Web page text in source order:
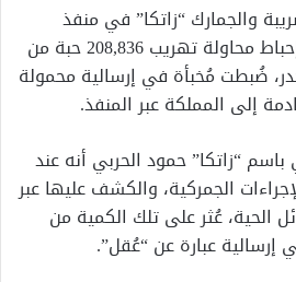
والجمارك “زاتكا” في منفذ
الحديثة بالسعودية من إحباط محاولة تهريب 208,836 حبة من
ضُبطت مُخبأة في إرسالية محمولة
إلى المملكة عبر المنفذ.
“زاتكا” حمود الحربي أنه عند
الجمركية، والكشف عليها عبر
الحية، عُثر على تلك الكمية من
إرسالية عبارة عن “عُقل”.